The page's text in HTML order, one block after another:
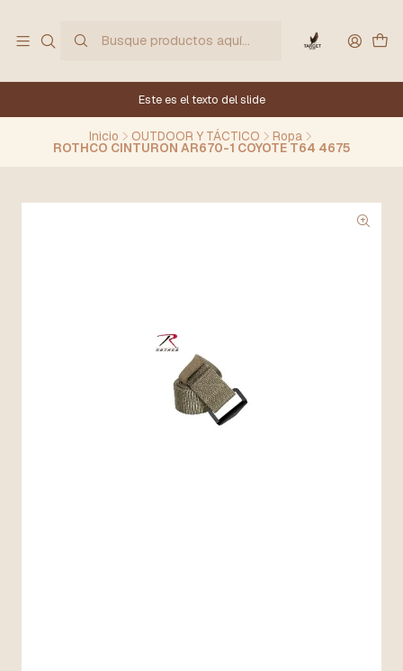
Este es el texto del slide
Inicio OUTDOOR Y TÁCTICO Ropa
ROTHCO CINTURON AR670-1 COYOTE T64 4675